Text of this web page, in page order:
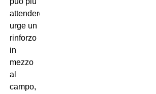
attendere,
urge un
rinforzo
in
mezzo
al
campo,